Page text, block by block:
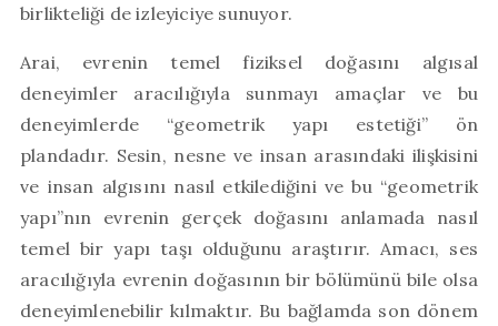
birlikteliği de izleyiciye sunuyor.
Arai, evrenin temel fiziksel doğasını algısal
deneyimler aracılığıyla sunmayı amaçlar ve bu
deneyimlerde “geometrik yapı estetiği” ön
plandadır. Sesin, nesne ve insan arasındaki ilişkisini
ve insan algısını nasıl etkilediğini ve bu “geometrik
yapı”nın evrenin gerçek doğasını anlamada nasıl
temel bir yapı taşı olduğunu araştırır. Amacı, ses
aracılığıyla evrenin doğasının bir bölümünü bile olsa
deneyimlenebilir kılmaktır. Bu bağlamda son dönem